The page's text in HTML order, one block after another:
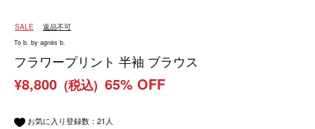
SALE 返品不可
To b. by agnès b.
フラワープリント 半袖 ブラウス
¥8,800 (税込) 65% OFF
お気に入り登録数： 21 人